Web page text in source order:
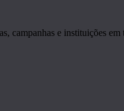
campanhas e instituições